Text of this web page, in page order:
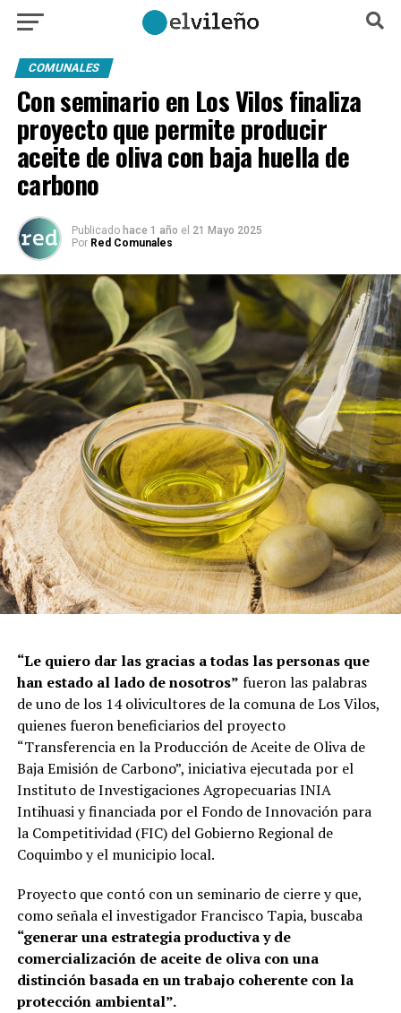
COMUNALES
Con seminario en Los Vilos finaliza
proyecto que permite producir
aceite de oliva con baja huella de
carbono
Publicado hace 1 año el 21 Mayo 2025
Por Red Comunales
“Le quiero dar las gracias a todas las personas que
han estado al lado de nosotros” fueron las palabras
de uno de los 14 olivicultores de la comuna de Los Vilos,
quienes fueron beneficiarios del proyecto
“Transferencia en la Producción de Aceite de Oliva de
Baja Emisión de Carbono”, iniciativa ejecutada por el
Instituto de Investigaciones Agropecuarias INIA
Intihuasi y financiada por el Fondo de Innovación para
la Competitividad (FIC) del Gobierno Regional de
Coquimbo y el municipio local.
Proyecto que contó con un seminario de cierre y que,
como señala el investigador Francisco Tapia, buscaba
“generar una estrategia productiva y de
comercialización de aceite de oliva con una
distinción basada en un trabajo coherente con la
protección ambiental”.